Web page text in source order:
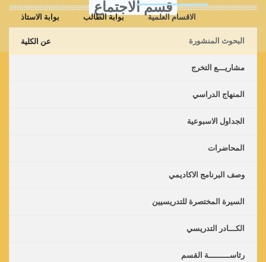
بوابة الاستاذ بوابة الطالب الاقسام العلمية
عن الكلية
قسم الاجتماع
البحوث المنشورة
مشاريـــع التخرج
المنهاج الدراسي
الجداول الاسبوعية
المحاضرات
وصف البرنامج الاكاديمي
السيرة المختصرة للتدريسيين
الكـــادر التدريسي
رئاســـــــــة القسم